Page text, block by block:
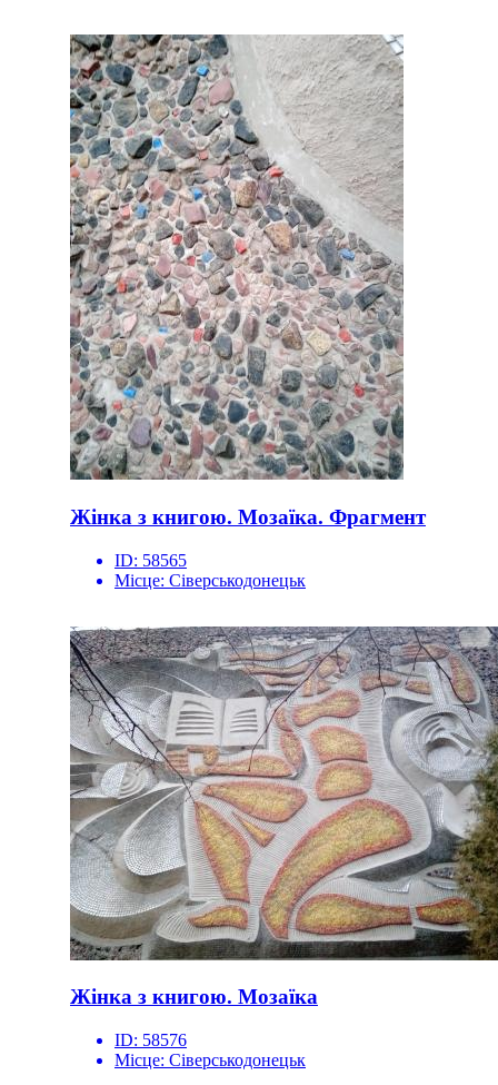
Жінка з книгою. Мозаїка. Фрагмент
ID: 58565
Місце: Сіверськодонецьк
Жінка з книгою. Мозаїка
ID: 58576
Місце: Сіверськодонецьк